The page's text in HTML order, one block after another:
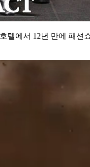
에서 12년 만에 패